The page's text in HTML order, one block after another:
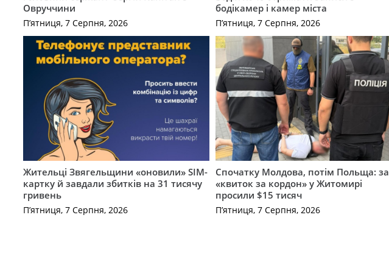
Овруччини
П’ятниця, 7 Серпня, 2026
бодікамер і камер міста
П’ятниця, 7 Серпня, 2026
Жительці Звягельщини «оновили» SIM-
картку й завдали збитків на 31 тисячу
гривень
П’ятниця, 7 Серпня, 2026
Спочатку Молдова, потім Польща: за
«квиток за кордон» у Житомирі
просили $15 тисяч
П’ятниця, 7 Серпня, 2026